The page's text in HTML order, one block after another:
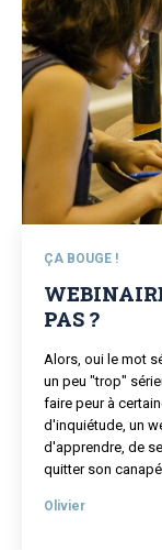
ÇA BOUGE !
PAS ?
Alors, oui le mot
un peu "trop"
faire peur à
d'inquiétude, un
d'apprendre, de
quitter son canapé.
Olivier